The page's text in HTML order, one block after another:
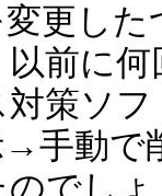
更した
前に
策ソフ
→手動
でしょ